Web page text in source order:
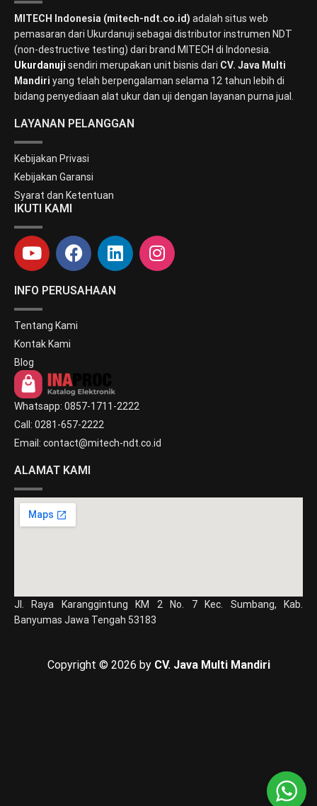
MITECH Indonesia (mitech-ndt.co.id) adalah situs web
pemasaran dari Ukurdanuji sebagai distributor instrumen NDT
(non-destructive testing) dari brand MITECH di Indonesia.
Ukurdanuji sendiri merupakan unit bisnis dari CV. Java Multi
Mandiri yang telah berpengalaman selama 12 tahun lebih di
bidang penyediaan alat ukur dan uji dengan layanan purna jual.
LAYANAN PELANGGAN
Kebijakan Privasi
Kebijakan Garansi
Syarat dan Ketentuan
IKUTI KAMI
INFO PERUSAHAAN
Tentang Kami
Kontak Kami
Blog
Whatsapp: 0857-1711-2222
Call: 0281-657-2222
Email: contact@mitech-ndt.co.id
ALAMAT KAMI
Jl. Raya Karanggintung KM 2 No. 7 Kec. Sumbang, Kab.
Banyumas Jawa Tengah 53183
Copyright © 2026 by CV. Java Multi Mandiri